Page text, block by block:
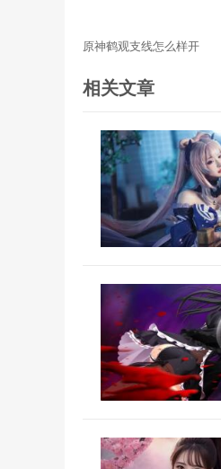
原神鹤观支线怎么样开
相关文章